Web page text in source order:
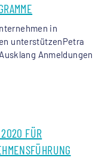
in
unterstützenPetra
Anmeldungen
2020 FÜR